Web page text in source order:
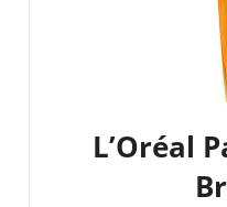
L’Oréal